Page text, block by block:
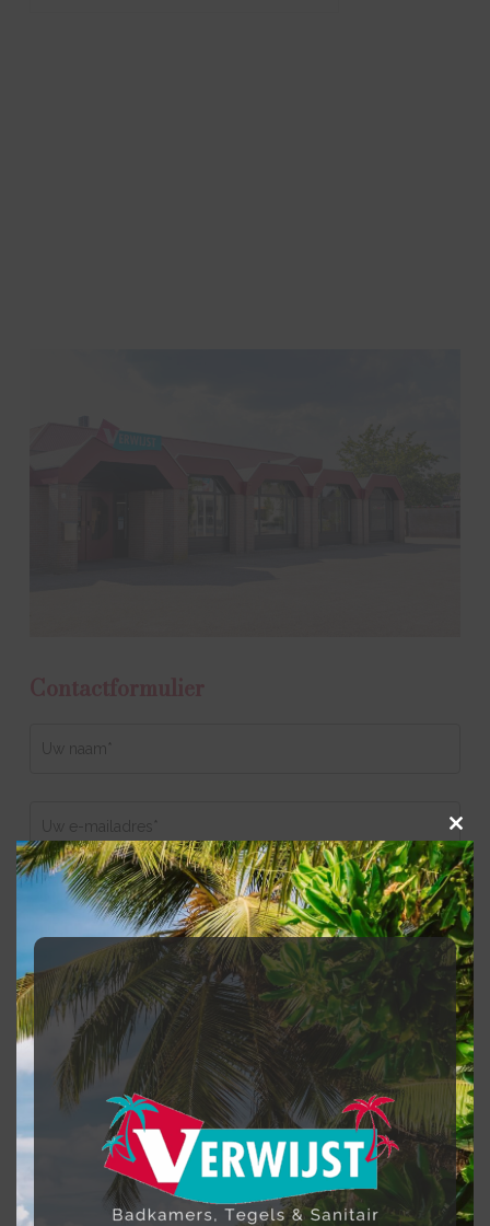
Reden van contact*
- - Kies een optie - -
this